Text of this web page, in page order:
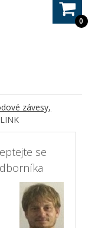
0
závesy,
se